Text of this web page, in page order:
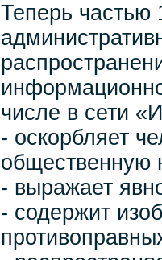
Теперь частью
числе в сети
- оскорбляет
общественную
- выражает
- содержит